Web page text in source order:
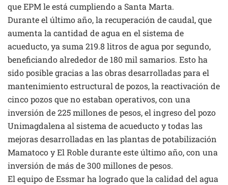
que EPM le está cumpliendo a Santa Marta.
Durante el último año, la recuperación de caudal, que
aumenta la cantidad de agua en el sistema de
acueducto, ya suma 219.8 litros de agua por segundo,
beneficiando alrededor de 180 mil samarios. Esto ha
sido posible gracias a las obras desarrolladas para el
mantenimiento estructural de pozos, la reactivación de
cinco pozos que no estaban operativos, con una
inversión de 225 millones de pesos, el ingreso del pozo
Unimagdalena al sistema de acueducto y todas las
mejoras desarrolladas en las plantas de potabilización
Mamatoco y El Roble durante este último año, con una
inversión de más de 300 millones de pesos.
El equipo de Essmar ha logrado que la calidad del agua